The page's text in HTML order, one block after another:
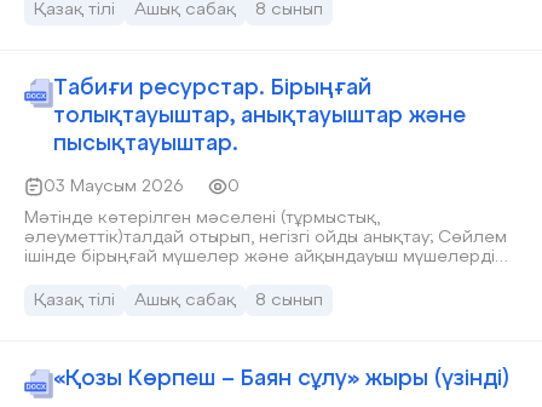
Қазақ тілі
Ашық сабақ 8 сынып
Табиғи ресурстар. Бірыңғай
толықтауыштар, анықтауыштар және
пысықтауыштар.
03 Маусым 2026
0
Мәтінде көтерілген мәселені (тұрмыстық,
әлеуметтік)талдай отырып, негізгі ойды анықтау; Сөйлем
ішінде бірыңғай мүшелер және айқындауыш мүшелерді
Қазақ тілі
Ашық сабақ 8 сынып
«Қозы Көрпеш – Баян сұлу» жыры (үзінді)